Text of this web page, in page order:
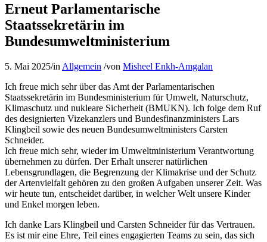
Erneut Parlamentarische
Staatssekretärin im
Bundesumweltministerium
5. Mai 2025/in Allgemein /von Misheel Enkh-Amgalan
Ich freue mich sehr über das Amt der Parlamentarischen
Staatssekretärin im Bundesministerium für Umwelt, Naturschutz,
Klimaschutz und nukleare Sicherheit (BMUKN). Ich folge dem Ruf
des designierten Vizekanzlers und Bundesfinanzministers Lars
Klingbeil sowie des neuen Bundesumweltministers Carsten
Schneider.
Ich freue mich sehr, wieder im Umweltministerium Verantwortung
übernehmen zu dürfen. Der Erhalt unserer natürlichen
Lebensgrundlagen, die Begrenzung der Klimakrise und der Schutz
der Artenvielfalt gehören zu den großen Aufgaben unserer Zeit. Was
wir heute tun, entscheidet darüber, in welcher Welt unsere Kinder
und Enkel morgen leben.
Ich danke Lars Klingbeil und Carsten Schneider für das Vertrauen.
Es ist mir eine Ehre, Teil eines engagierten Teams zu sein, das sich